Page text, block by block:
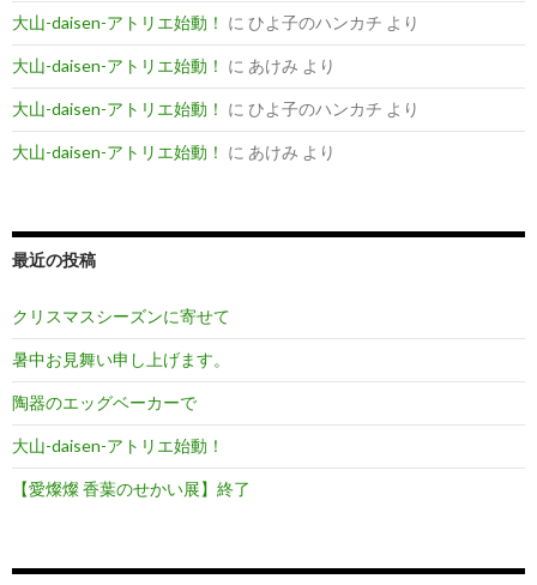
大山-daisen-アトリエ始動！ に ひよ子のハンカチ より
大山-daisen-アトリエ始動！ に あけみ より
大山-daisen-アトリエ始動！ に ひよ子のハンカチ より
大山-daisen-アトリエ始動！ に あけみ より
最近の投稿
クリスマスシーズンに寄せて
暑中お見舞い申し上げます。
陶器のエッグベーカーで
大山-daisen-アトリエ始動！
【愛燦燦 香葉のせかい展】終了